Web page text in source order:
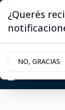
¿Querés
NO, GRACIAS